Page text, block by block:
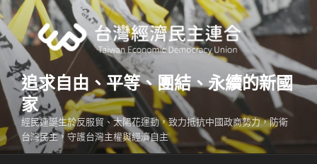
跳
至
主
內
容
追求自由、平等、團結、永續的新國
家
經民連誕生於反服貿、太陽花運動，致力抵抗中國政商勢力，防衛
台灣民主，守護台灣主權與經濟自主